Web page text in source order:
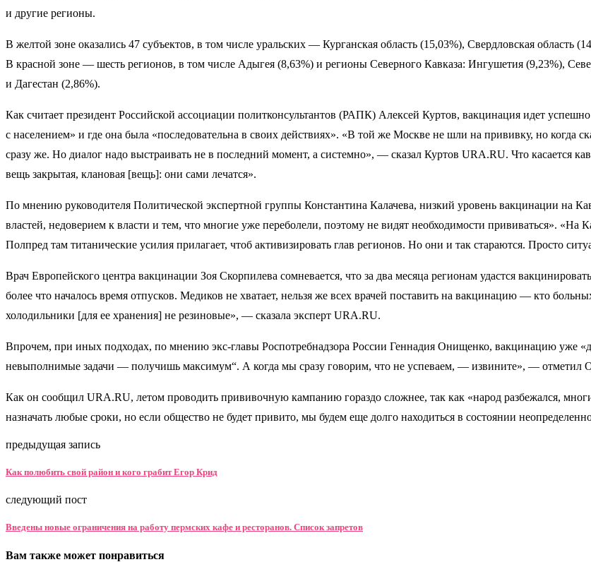
и другие регионы.
В желтой зоне оказались 47 субъектов, в том числе уральских — Курганская область (15,03%), Свердловская область
В красной зоне — шесть регионов, в том числе Адыгея (8,63%) и регионы Северного Кавказа: Ингушетия (9,23%),
и Дагестан (2,86%).
Как считает президент Российской ассоциации политконсультантов (РАПК) Алексей Куртов, вакцинация идет
с населением» и где она была «последовательна в своих действиях». «В той же Москве не шли на прививку, но когда
сразу же. Но диалог надо выстраивать не в последний момент, а системно», — сказал Куртов URA.RU. Что касается
вещь закрытая, клановая [вещь]: они сами лечатся».
По мнению руководителя Политической экспертной группы Константина Калачева, низкий уровень вакцинации на
властей, недоверием к власти и тем, что многие уже переболели, поэтому не видят необходимости прививаться». «На
Полпред там титанические усилия прилагает, чтоб активизировать глав регионов. Но они и так стараются. Просто
Врач Европейского центра вакцинации Зоя Скорпилева сомневается, что за два месяца регионам удастся
более что началось время отпусков. Медиков не хватает, нельзя же всех врачей поставить на вакцинацию — кто
холодильники [для ее хранения] не резиновые», — сказала эксперт URA.RU.
Впрочем, при иных подходах, по мнению экс-главы Роспотребнадзора России Геннадия Онищенко, вакцинацию уже
невыполнимые задачи — получишь максимум“. А когда мы сразу говорим, что не успеваем, — извините», — отметил
Как он сообщил URA.RU, летом проводить прививочную кампанию гораздо сложнее, так как «народ разбежался,
назначать любые сроки, но если общество не будет привито, мы будем еще долго находиться в состоянии
предыдущая запись
Как полюбить свой район и кого грабит Егор Крид
следующий пост
Введены новые ограничения на работу пермских кафе и ресторанов. Список запретов
Вам также может понравиться